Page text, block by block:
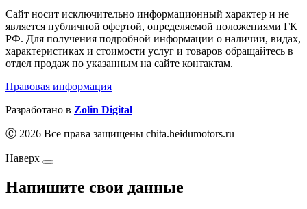
Сайт носит исключительно информационный характер и не
является публичной офертой, определяемой положениями ГК
РФ. Для получения подробной информации о наличии, видах,
характеристиках и стоимости услуг и товаров обращайтесь в
отдел продаж по указанным на сайте контактам.
Правовая информация
Разработано в Zolin Digital
Ⓒ 2026 Все права защищены chita.heidumotors.ru
Наверх
Напишите свои данные